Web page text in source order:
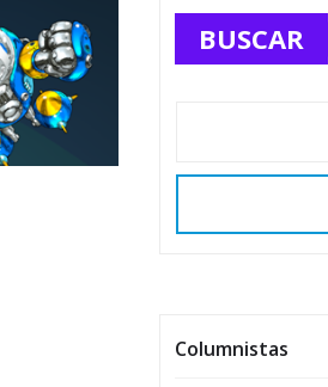
BUSCAR
Columnistas